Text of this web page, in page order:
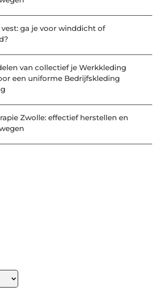
vest: ga je voor winddicht of
van collectief je Werkkleding
een uniforme Bedrijfskleding
Zwolle: effectief herstellen en